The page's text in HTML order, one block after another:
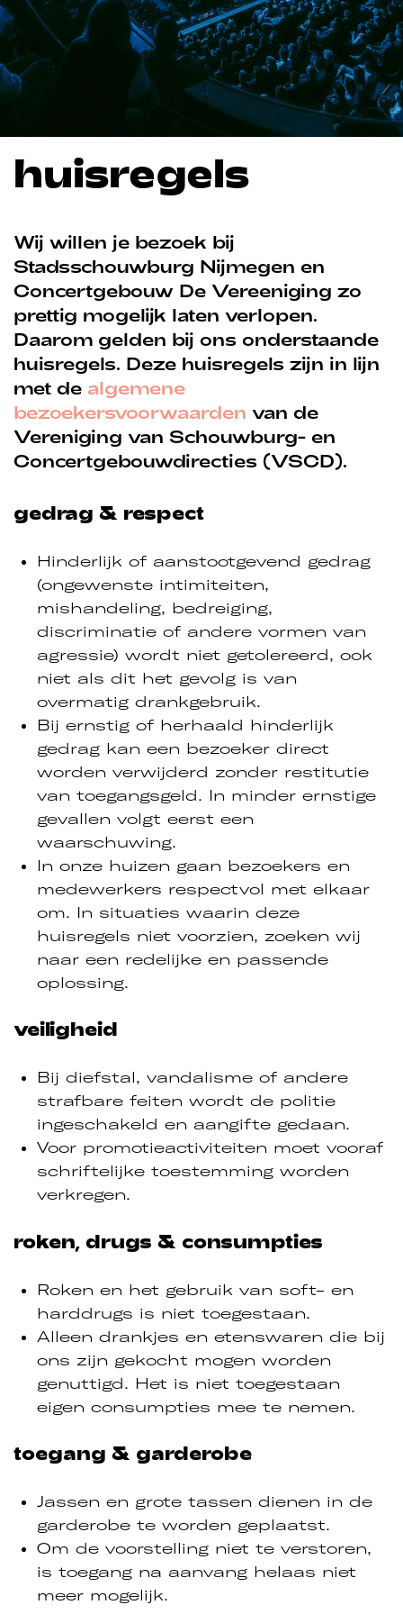
huisregels
Wij willen je bezoek bij
Stadsschouwburg Nijmegen en
Concertgebouw De Vereeniging zo
prettig mogelijk laten verlopen.
Daarom gelden bij ons onderstaande
huisregels. Deze huisregels zijn in lijn
met de algemene
bezoekersvoorwaarden van de
Vereniging van Schouwburg- en
Concertgebouwdirecties (VSCD).
gedrag & respect
Hinderlijk of aanstootgevend gedrag
(ongewenste intimiteiten,
mishandeling, bedreiging,
discriminatie of andere vormen van
agressie) wordt niet getolereerd, ook
niet als dit het gevolg is van
overmatig drankgebruik.
Bij ernstig of herhaald hinderlijk
gedrag kan een bezoeker direct
worden verwijderd zonder restitutie
van toegangsgeld. In minder ernstige
gevallen volgt eerst een
waarschuwing.
In onze huizen gaan bezoekers en
medewerkers respectvol met elkaar
om. In situaties waarin deze
huisregels niet voorzien, zoeken wij
naar een redelijke en passende
oplossing.
veiligheid
Bij diefstal, vandalisme of andere
strafbare feiten wordt de politie
ingeschakeld en aangifte gedaan.
Voor promotieactiviteiten moet vooraf
schriftelijke toestemming worden
verkregen.
roken, drugs & consumpties
Roken en het gebruik van soft- en
harddrugs is niet toegestaan.
Alleen drankjes en etenswaren die bij
ons zijn gekocht mogen worden
genuttigd. Het is niet toegestaan
eigen consumpties mee te nemen.
toegang & garderobe
Jassen en grote tassen dienen in de
garderobe te worden geplaatst.
Om de voorstelling niet te verstoren,
is toegang na aanvang helaas niet
meer mogelijk.